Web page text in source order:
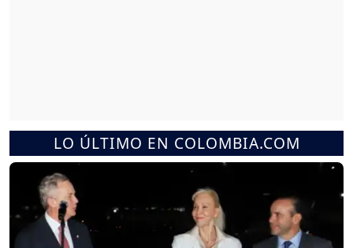
LO ÚLTIMO EN COLOMBIA.COM